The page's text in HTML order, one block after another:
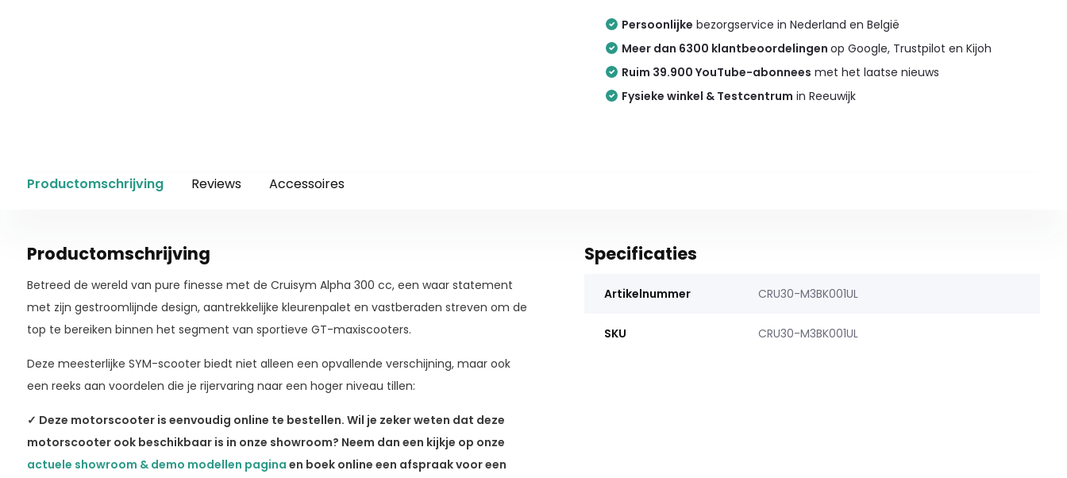
Persoonlijke bezorgservice in Nederland en België
Meer dan 6300 klantbeoordelingenop Google, Trustpilot en Kijoh
Ruim 39.900 YouTube-abonnees met het laatse nieuws
Fysieke winkel & Testcentrum in Reeuwijk
Productomschrijving Reviews Accessoires
Productomschrijving
Betreed de wereld van pure finesse met de Cruisym Alpha 300 cc, een waar statement
met zijn gestroomlijnde design, aantrekkelijke kleurenpalet en vastberaden streven om de
top te bereiken binnen het segment van sportieve GT-maxiscooters.
Deze meesterlijke SYM-scooter biedt niet alleen een opvallende verschijning, maar ook
een reeks aan voordelen die je rijervaring naar een hoger niveau tillen:
✓ Deze motorscooter is eenvoudig online te bestellen. Wil je zeker weten dat deze
motorscooter ook beschikbaar is in onze showroom? Neem dan een kijkje op onze
actuele showroom & demo modellen pagina en boek online een afspraak voor een
Specificaties
Artikelnummer CRU30-M3BK001UL
SKU CRU30-M3BK001UL